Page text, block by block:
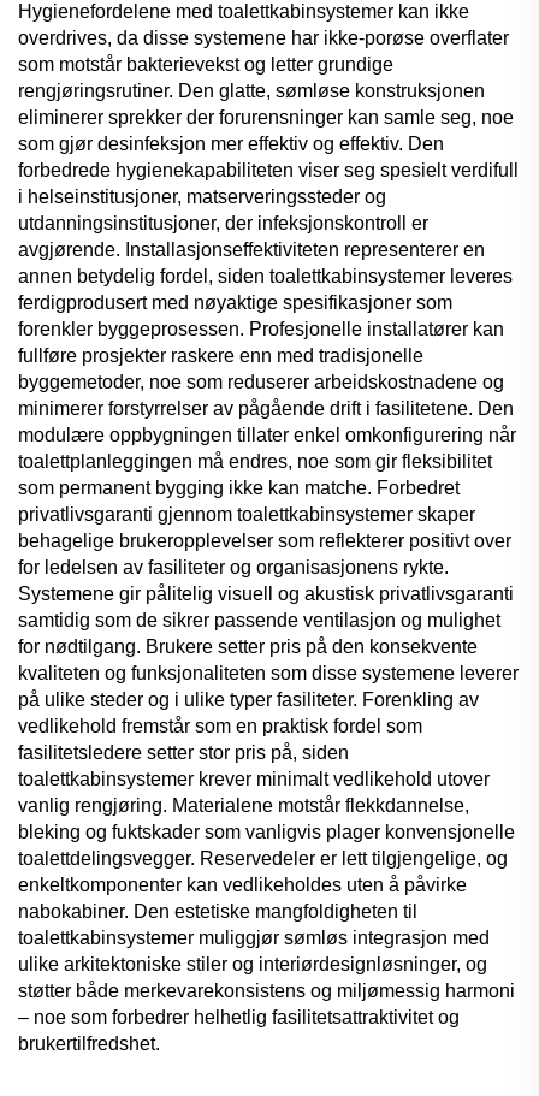
Hygienefordelene med toalettkabinsystemer kan ikke
overdrives, da disse systemene har ikke-porøse overflater
som motstår bakterievekst og letter grundige
rengjøringsrutiner. Den glatte, sømløse konstruksjonen
eliminerer sprekker der forurensninger kan samle seg, noe
som gjør desinfeksjon mer effektiv og effektiv. Den
forbedrede hygienekapabiliteten viser seg spesielt verdifull
i helseinstitusjoner, matserveringssteder og
utdanningsinstitusjoner, der infeksjonskontroll er
avgjørende. Installasjonseffektiviteten representerer en
annen betydelig fordel, siden toalettkabinsystemer leveres
ferdigprodusert med nøyaktige spesifikasjoner som
forenkler byggeprosessen. Profesjonelle installatører kan
fullføre prosjekter raskere enn med tradisjonelle
byggemetoder, noe som reduserer arbeidskostnadene og
minimerer forstyrrelser av pågående drift i fasilitetene. Den
modulære oppbygningen tillater enkel omkonfigurering når
toalettplanleggingen må endres, noe som gir fleksibilitet
som permanent bygging ikke kan matche. Forbedret
privatlivsgaranti gjennom toalettkabinsystemer skaper
behagelige brukeropplevelser som reflekterer positivt over
for ledelsen av fasiliteter og organisasjonens rykte.
Systemene gir pålitelig visuell og akustisk privatlivsgaranti
samtidig som de sikrer passende ventilasjon og mulighet
for nødtilgang. Brukere setter pris på den konsekvente
kvaliteten og funksjonaliteten som disse systemene leverer
på ulike steder og i ulike typer fasiliteter. Forenkling av
vedlikehold fremstår som en praktisk fordel som
fasilitetsledere setter stor pris på, siden
toalettkabinsystemer krever minimalt vedlikehold utover
vanlig rengjøring. Materialene motstår flekkdannelse,
bleking og fuktskader som vanligvis plager konvensjonelle
toalettdelingsvegger. Reservedeler er lett tilgjengelige, og
enkeltkomponenter kan vedlikeholdes uten å påvirke
nabokabiner. Den estetiske mangfoldigheten til
toalettkabinsystemer muliggjør sømløs integrasjon med
ulike arkitektoniske stiler og interiørdesignløsninger, og
støtter både merkevarekonsistens og miljømessig harmoni
– noe som forbedrer helhetlig fasilitetsattraktivitet og
brukertilfredshet.